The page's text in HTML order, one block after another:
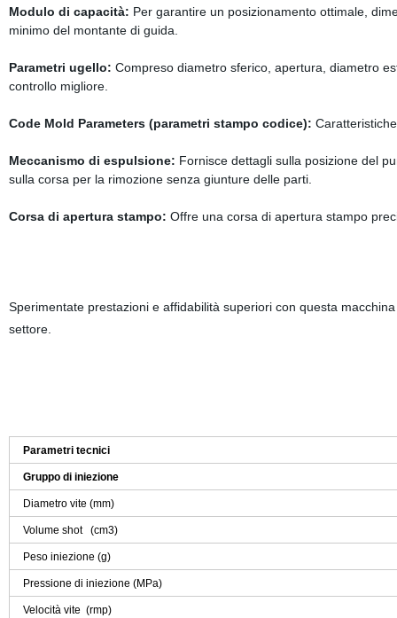
Modulo di capacità: Per garantire un posizionamento ottimale,
minimo del montante di guida.
Parametri ugello: Compreso diametro sferico, apertura, diametro
controllo migliore.
Code Mold Parameters (parametri stampo codice):
Meccanismo di espulsione: Fornisce dettagli sulla posizione del
sulla corsa per la rimozione senza giunture delle parti.
Corsa di apertura stampo: Offre una corsa di apertura stampo
Sperimentate prestazioni e affidabilità superiori con questa
settore.
Parametri tecnici
Gruppo di iniezione
Diametro vite (mm)
Volume shot (cm3)
Peso iniezione (g)
Pressione di iniezione (MPa)
Velocità vite (rmp)